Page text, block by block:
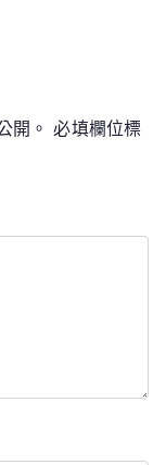
開。 必填欄位標